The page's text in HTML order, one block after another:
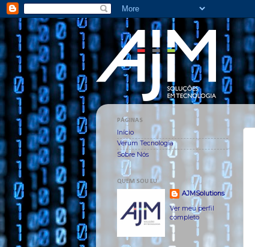
PÁGINAS
Início
Verum Tecnologia
Sobre Nós
QUEM SOU EU
AJMSolutions
Ver meu perfil
completo